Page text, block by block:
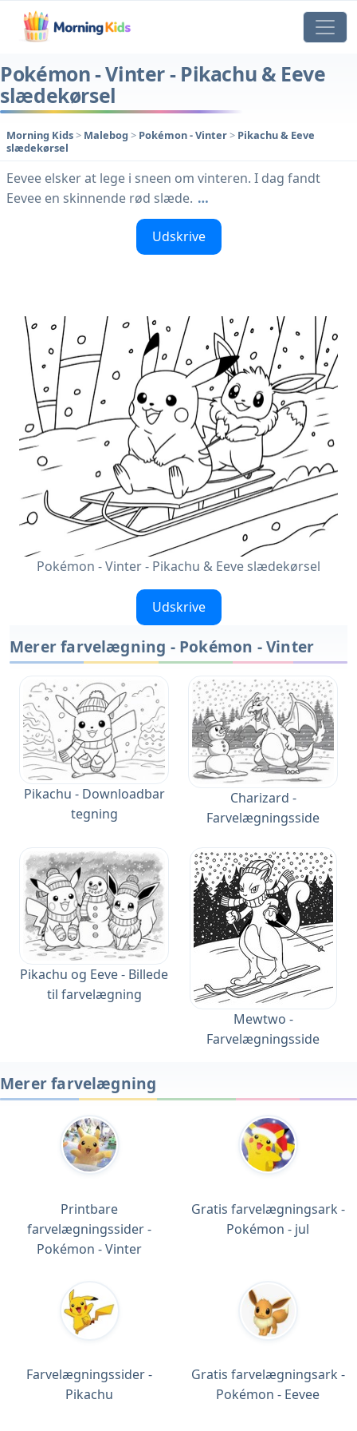
Pokémon - Vinter - Pikachu & Eeve
slædekørsel
Morning Kids> Malebog > Pokémon - Vinter> Pikachu & Eeve
slædekørsel
Eevee elsker at lege i sneen om vinteren. I dag fandt
Eevee en skinnende rød slæde. …
Udskrive
Pokémon - Vinter - Pikachu & Eeve slædekørsel
Udskrive
Merer farvelægning - Pokémon - Vinter
Pikachu - Downloadbar
tegning
Charizard -
Farvelægningsside
Pikachu og Eeve - Billede
til farvelægning
Mewtwo -
Farvelægningsside
Merer farvelægning
Printbare
farvelægningssider -
Pokémon - Vinter
Gratis farvelægningsark -
Pokémon - jul
Farvelægningssider -
Pikachu
Gratis farvelægningsark -
Pokémon - Eevee